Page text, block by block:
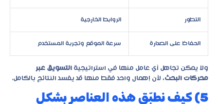
التطور الروابط الخارجية
الحفاظ على الصدارة سرعة الموقع وتجربة المستخدم
ولا يمكن تجاهل أي عامل منها في استراتيجية التسويق عبر
محركات البحث، لأن إهمال واحد فقط منها قد يفسد النتائج بالكامل.
5) كيف نطبّق هذه العناصر بشكل